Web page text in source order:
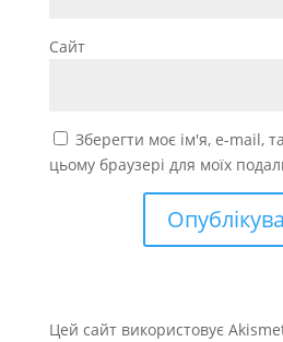
Сайт
Зберегти моє ім'я, e-mail,
цьому браузері для моїх
Цей сайт використовує